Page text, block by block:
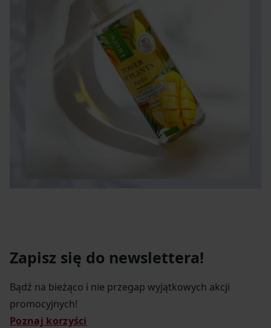
kondycję każdego dnia.
Zapisz się do newslettera!
Bądź na bieżąco i nie przegap wyjątkowych akcji
promocyjnych!
Poznaj korzyści